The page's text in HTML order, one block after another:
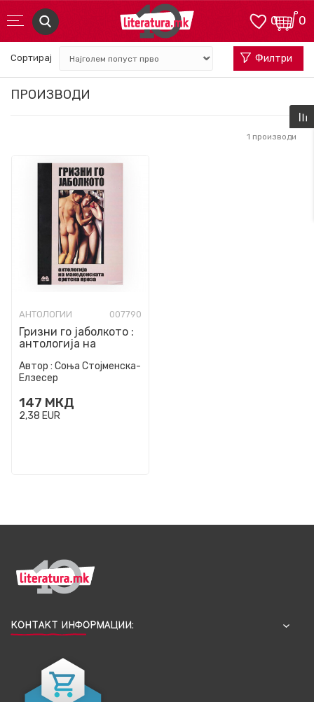
0
0
ПРОИЗВОДИ
Сортирај Филтри
1 производи
АНТОЛОГИИ 007790
Гризни го јаболкото :
антологија на
еротска проза
Автор : Соња Стојменска-
Елзесер
147 МКД
2,38 EUR
КОНТАКТ ИНФОРМАЦИИ: